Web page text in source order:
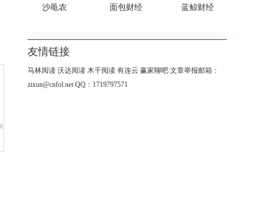
沙黾农 面包财经 蓝鲸财经
友情链接
马林阅读 沃达阅读 木千阅读 有连云 赢家聊吧 文章举报邮箱：
zixun@cnfol.net QQ：1719797571